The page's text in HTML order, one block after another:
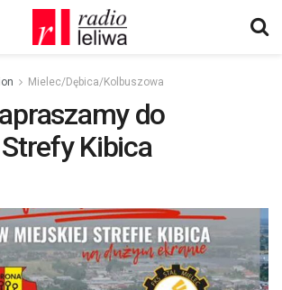
Mielec/Dębica/Kolbuszowa
do
Kibica